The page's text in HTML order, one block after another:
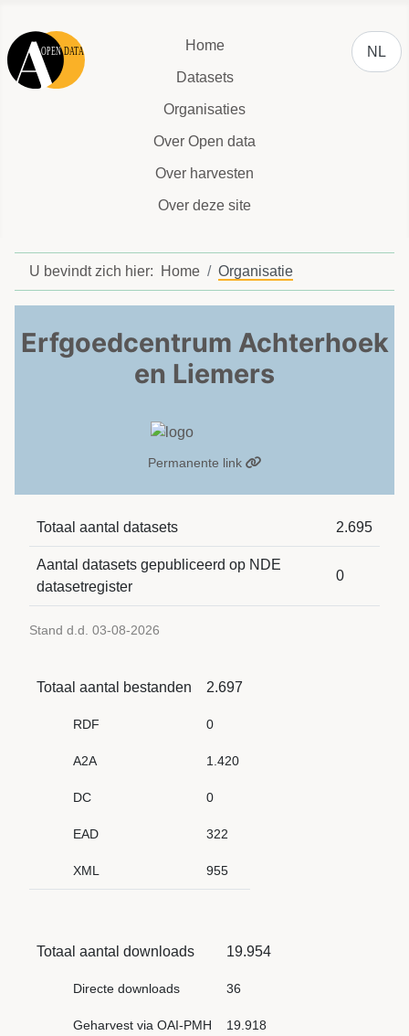
Home
Datasets
Organisaties
Over Open data
Over harvesten
Over deze site
NL
U bevindt zich hier: Home Organisatie
Erfgoedcentrum Achterhoek
en Liemers
Permanente link
Totaal aantal datasets 2.695
Aantal datasets gepubliceerd op NDE
datasetregister
0
Stand d.d. 03-08-2026
Totaal aantal bestanden 2.697
RDF 0
A2A 1.420
DC 0
EAD 322
XML 955
Totaal aantal downloads 19.954
Directe downloads 36
Geharvest via OAI-PMH 19.918